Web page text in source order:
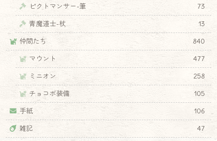
ピクトマンサー-筆
73
青魔道士-杖
13
仲間たち
840
マウント
477
ミニオン
258
チョコボ装備
105
手紙
106
雑記
47